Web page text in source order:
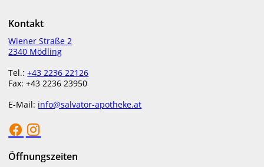
Kontakt
Wiener Straße 2
2340 Mödling
Tel.:+43 2236 22126
Fax: +43 2236 23950
E-Mail: info@salvator-apotheke.at
Öffnungszeiten